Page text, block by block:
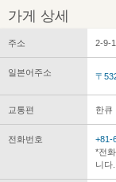
가게 상세
주소 2-9-
일본어주소 〒
교통편 한큐
전화번호
+81-
*전
니다.